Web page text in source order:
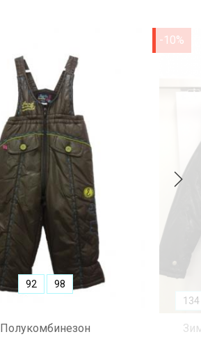
Полукомбинезон
92 98
-10%
134